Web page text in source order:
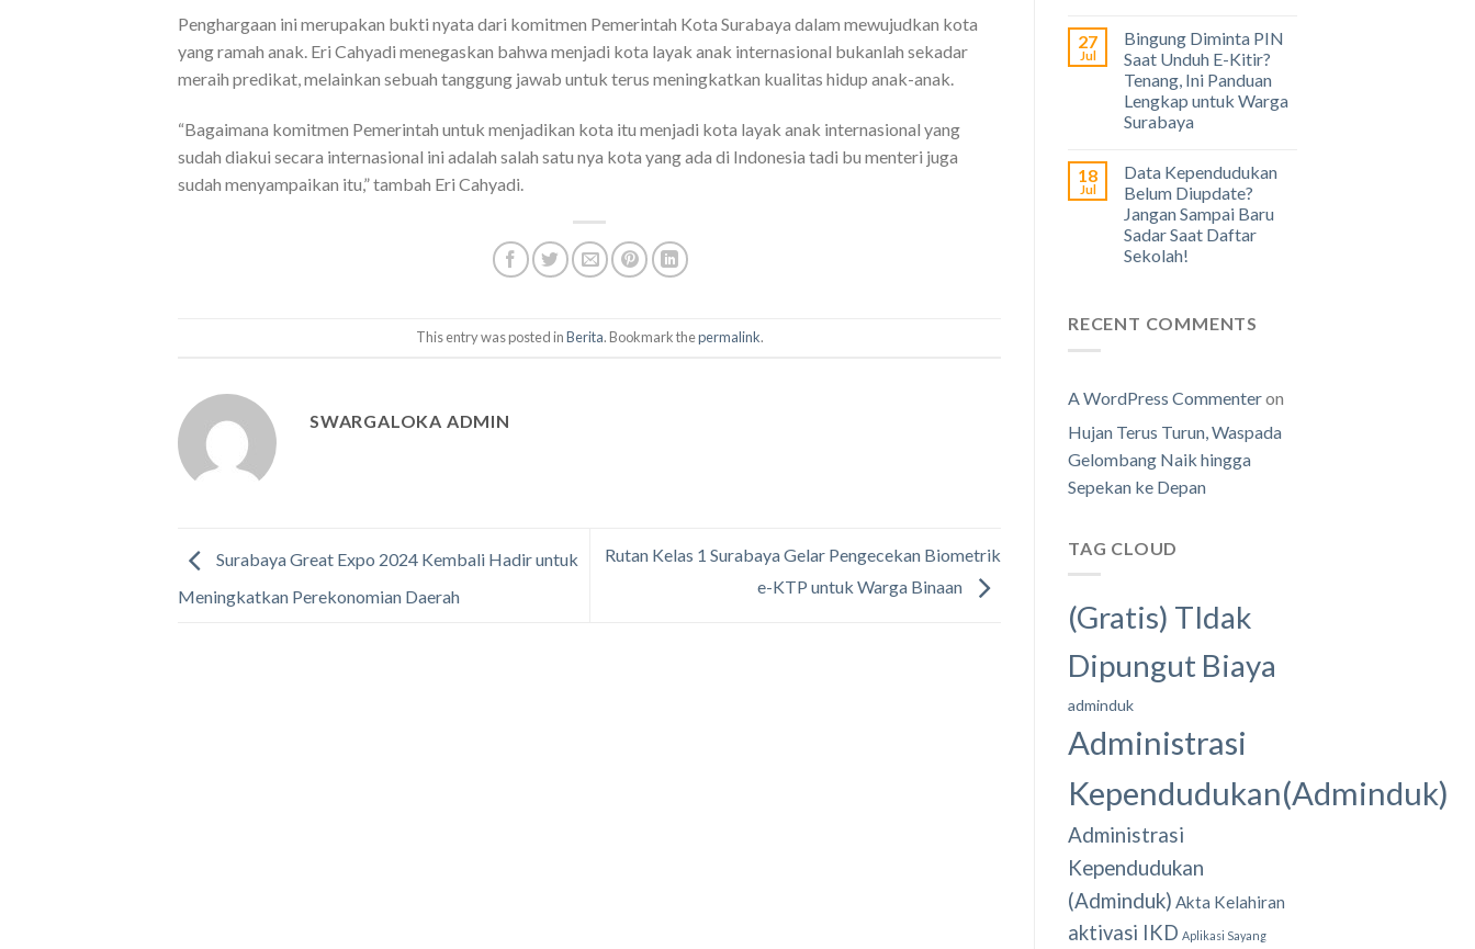
Penghargaan ini merupakan bukti nyata dari komitmen Pemerintah Kota Surabaya dalam mewujudkan kota
yang ramah anak. Eri Cahyadi menegaskan bahwa menjadi kota layak anak internasional bukanlah sekadar
meraih predikat, melainkan sebuah tanggung jawab untuk terus meningkatkan kualitas hidup anak-anak.
“Bagaimana komitmen Pemerintah untuk menjadikan kota itu menjadi kota layak anak internasional yang
sudah diakui secara internasional ini adalah salah satu nya kota yang ada di Indonesia tadi bu menteri juga
sudah menyampaikan itu,” tambah Eri Cahyadi.
This entry was posted inBerita. Bookmark thepermalink.
SWARGALOKA ADMIN
Surabaya Great Expo 2024 Kembali Hadir untuk
Meningkatkan Perekonomian Daerah
Rutan Kelas 1 Surabaya Gelar Pengecekan Biometrik
e-KTP untuk Warga Binaan
27
Jul
Bingung Diminta PIN
Saat Unduh E-Kitir?
Tenang, Ini Panduan
Lengkap untuk Warga
Surabaya
18
Jul
Data Kependudukan
Belum Diupdate?
Jangan Sampai Baru
Sadar Saat Daftar
Sekolah!
RECENT COMMENTS
A WordPress Commenteron
Hujan Terus Turun, Waspada
Gelombang Naik hingga
Sepekan ke Depan
TAG CLOUD
(Gratis) TIdak
Dipungut Biaya
adminduk
Administrasi
Kependudukan(Adminduk)
Administrasi
Kependudukan
(Adminduk) Akta Kelahiran
aktivasi IKD Aplikasi Sayang